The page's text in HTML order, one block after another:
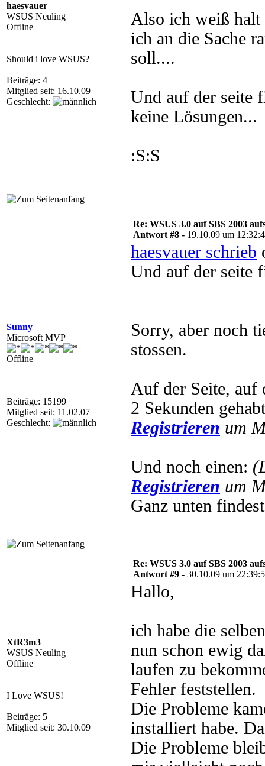
haesvauer
WSUS Neuling
Offline
Should i love WSUS?
Beiträge: 4
Mitglied seit: 16.10.09
Geschlecht:
Also ich weiß
ich an die Sache
soll....
Und auf der seite
keine Lösungen...
:S:S
Sunny
Microsoft MVP
Offline
Beiträge: 15199
Mitglied seit: 11.02.07
Geschlecht:
Re: WSUS 3.0 auf SBS 2003
Antwort #8 - 19.10.09 um
haesvauer schrieb
Und auf der seite
Sorry, aber noch
stossen.
Auf der Seite, auf
2 Sekunden
Registrieren um
Und noch einen:
Registrieren um
Ganz unten
XtR3m3
WSUS Neuling
Offline
I Love WSUS!
Beiträge: 5
Mitglied seit: 30.10.09
Re: WSUS 3.0 auf SBS 2003
Antwort #9 - 30.10.09 um
Hallo,
ich habe die
nun schon ewig
laufen zu
Fehler feststellen.
Die Probleme
installiert habe.
Die Probleme